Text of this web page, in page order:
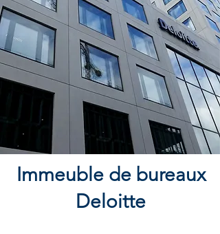
Immeuble de bureaux
Deloitte